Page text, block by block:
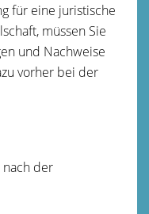
für eine juristische
müssen Sie
und Nachweise
vorher bei der
der